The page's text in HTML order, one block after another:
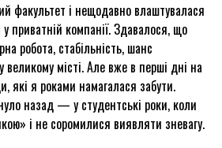
факультет і нещодавно влаштувалася
приватній компанії. Здавалося, що
робота, стабільність, шанс
місті. Але вже в перші дні на
які я роками намагалася забути.
назад — у студентські роки, коли
і не соромилися виявляти зневагу.